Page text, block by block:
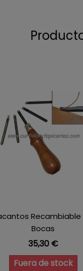
Recambiable
Bocas
Precio
35,30 €
Fuera de stock